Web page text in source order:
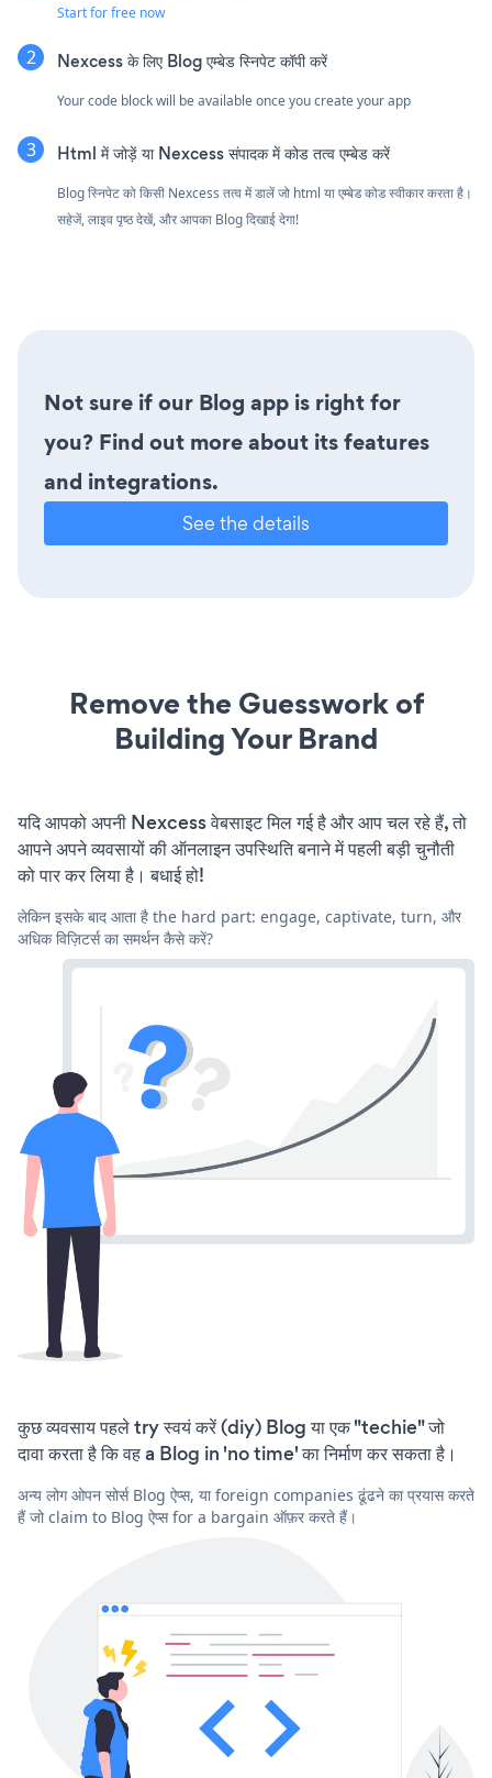
Start for free now
Nexcess के लिए Blog एम्बेड स्निपेट कॉपी करें
Your code block will be available once you create your app
Html में जोड़ें या Nexcess संपादक में कोड तत्व एम्बेड करें
Blog स्निपेट को किसी Nexcess तत्व में डालें जो html या एम्बेड कोड स्वीकार करता है।
सहेजें, लाइव पृष्ठ देखें, और आपका Blog दिखाई देगा!
Not sure if our Blog app is right for
you? Find out more about its features
and integrations.
See the details
Remove the Guesswork of
Building Your Brand
यदि आपको अपनी Nexcess वेबसाइट मिल गई है और आप चल रहे हैं, तो
आपने अपने व्यवसायों की ऑनलाइन उपस्थिति बनाने में पहली बड़ी चुनौती
को पार कर लिया है। बधाई हो!
लेकिन इसके बाद आता है the hard part: engage, captivate, turn, और
अधिक विज़िटर्स का समर्थन कैसे करें?
कुछ व्यवसाय पहले try स्वयं करें (diy) Blog या एक "techie" जो
दावा करता है कि वह a Blog in 'no time' का निर्माण कर सकता है।
अन्य लोग ओपन सोर्स Blog ऐप्स, या foreign companies ढूंढने का प्रयास करते
हैं जो claim to Blog ऐप्स for a bargain ऑफ़र करते हैं।